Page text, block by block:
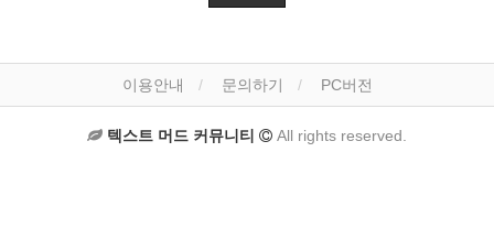
이용안내 문의하기 PC버전
텍스트 머드 커뮤니티 All rights reserved.